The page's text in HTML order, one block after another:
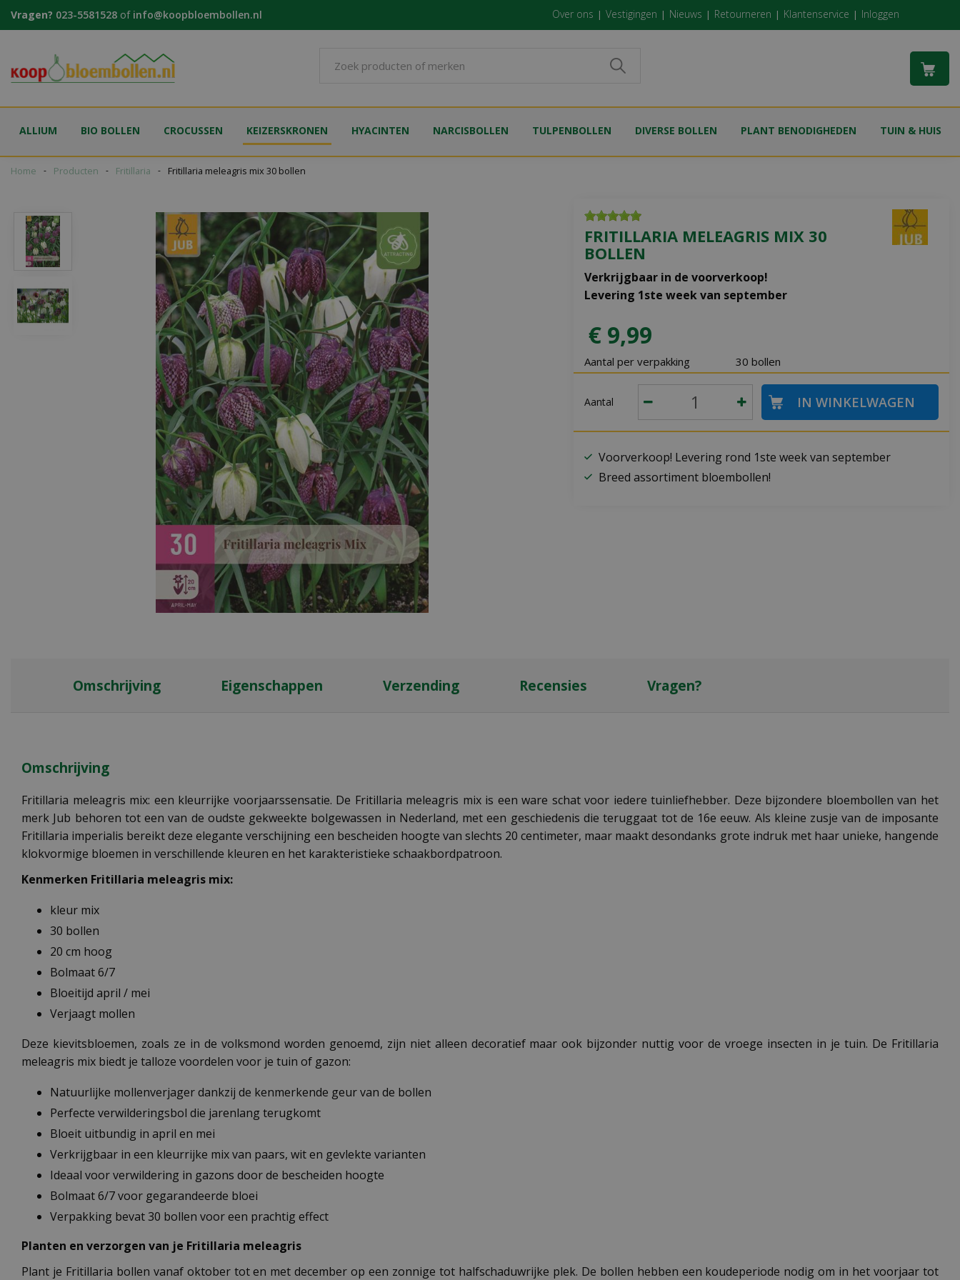
naar
Home Producten Fritillaria Fritillaria meleagris mix 30 bollen
Vragen? 023-5581528 of info@koopbloembollen.nl Over ons Vestigingen Nieuws Retourneren Klantenservice Inloggen
ALLIUM BIO BOLLEN CROCUSSEN KEIZERSKRONEN HYACINTEN NARCISBOLLEN TULPENBOLLEN DIVERSE BOLLEN PLANT BENODIGHEDEN TUIN & HUIS
FRITILLARIA MELEAGRIS MIX 30
BOLLEN
Verkrijgbaar in de voorverkoop!
Levering 1ste week van september
€ 9,99
Aantal per verpakking 30 bollen
Aantal
Voorverkoop! Levering rond 1ste week van september
Breed assortiment bloembollen!
Omschrijving Eigenschappen Verzending Recensies Vragen?
Omschrijving
Fritillaria meleagris mix: een kleurrijke voorjaarssensatie. De Fritillaria meleagris mix is een ware schat voor iedere tuinliefhebber. Deze bijzondere bloembollen van het
merk Jub behoren tot een van de oudste gekweekte bolgewassen in Nederland, met een geschiedenis die teruggaat tot de 16e eeuw. Als kleine zusje van de imposante
Fritillaria imperialis bereikt deze elegante verschijning een bescheiden hoogte van slechts 20 centimeter, maar maakt desondanks grote indruk met haar unieke, hangende
klokvormige bloemen in verschillende kleuren en het karakteristieke schaakbordpatroon.
Kenmerken Fritillaria meleagris mix:
kleur mix
30 bollen
20 cm hoog
Bolmaat 6/7
Bloeitijd april / mei
Verjaagt mollen
Deze kievitsbloemen, zoals ze in de volksmond worden genoemd, zijn niet alleen decoratief maar ook bijzonder nuttig voor de vroege insecten in je tuin. De Fritillaria
meleagris mix biedt je talloze voordelen voor je tuin of gazon:
Natuurlijke mollenverjager dankzij de kenmerkende geur van de bollen
Perfecte verwilderingsbol die jarenlang terugkomt
Bloeit uitbundig in april en mei
Verkrijgbaar in een kleurrijke mix van paars, wit en gevlekte varianten
Ideaal voor verwildering in gazons door de bescheiden hoogte
Bolmaat 6/7 voor gegarandeerde bloei
Verpakking bevat 30 bollen voor een prachtig effect
Planten en verzorgen van je Fritillaria meleagris
Plant je Fritillaria bollen vanaf oktober tot en met december op een zonnige tot halfschaduwrijke plek. De bollen hebben een koudeperiode nodig om in het voorjaar tot